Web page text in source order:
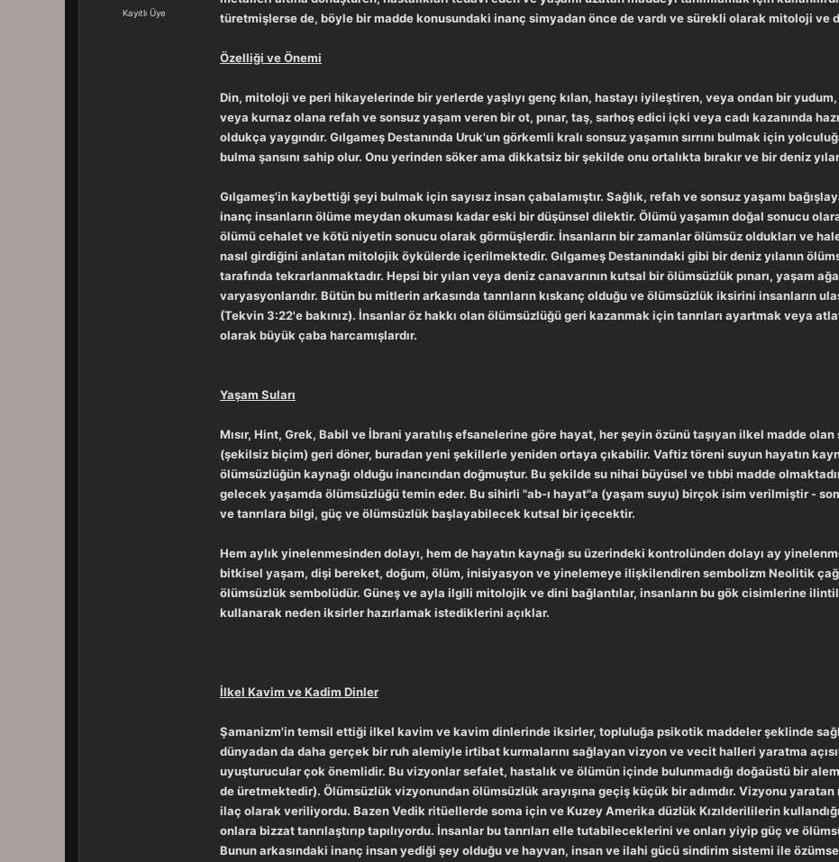
Kayıtlı Üye
türetmişlerse de, böyle bir madde konusundaki inanç simyadan önce de vardı ve sürekli olarak mitoloji ve
Özelliği ve Önemi
Din, mitoloji ve peri hikayelerinde bir yerlerde yaşlıyı genç kılan, hastayı iyileştiren, veya ondan bir
veya kurnaz olana refah ve sonsuz yaşam veren bir ot, pınar, taş, sarhoş edici içki veya cadı kazanında
oldukça yaygındır. Gılgameş Destanında Uruk'un görkemli kralı sonsuz yaşamın sırrını bulmak için
bulma şansını sahip olur. Onu yerinden söker ama dikkatsiz bir şekilde onu ortalıkta bırakır ve bir deniz
Gılgameş'in kaybettiği şeyi bulmak için sayısız insan çabalamıştır. Sağlık, refah ve sonsuz yaşamı
inanç insanların ölüme meydan okuması kadar eski bir düşünsel dilektir. Ölümü yaşamın doğal sonucu
ölümü cehalet ve kötü niyetin sonucu olarak görmüşlerdir. İnsanların bir zamanlar ölümsüz oldukları ve
nasıl girdiğini anlatan mitolojik öykülerde içerilmektedir. Gılgameş Destanındaki gibi bir deniz yılanın
tarafında tekrarlanmaktadır. Hepsi bir yılan veya deniz canavarının kutsal bir ölümsüzlük pınarı, yaşam
varyasyonlarıdır. Bütün bu mitlerin arkasında tanrıların kıskanç olduğu ve ölümsüzlük iksirini insanların
(Tekvin 3:22'e bakınız). İnsanlar öz hakkı olan ölümsüzlüğü geri kazanmak için tanrıları ayartmak veya
olarak büyük çaba harcamışlardır.
Yaşam Suları
Mısır, Hint, Grek, Babil ve İbrani yaratılış efsanelerine göre hayat, her şeyin özünü taşıyan ilkel madde
(şekilsiz biçim) geri döner, buradan yeni şekillerle yeniden ortaya çıkabilir. Vaftiz töreni suyun hayatın
ölümsüzlüğün kaynağı olduğu inancından doğmuştur. Bu şekilde su nihai büyüsel ve tıbbi madde
gelecek yaşamda ölümsüzlüğü temin eder. Bu sihirli "ab-ı hayat"a (yaşam suyu) birçok isim verilmiştir -
ve tanrılara bilgi, güç ve ölümsüzlük başlayabilecek kutsal bir içecektir.
Hem aylık yinelenmesinden dolayı, hem de hayatın kaynağı su üzerindeki kontrolünden dolayı ay
bitkisel yaşam, dişi bereket, doğum, ölüm, inisiyasyon ve yinelemeye ilişkilendiren sembolizm Neolitik
ölümsüzlük sembolüdür. Güneş ve ayla ilgili mitolojik ve dini bağlantılar, insanların bu gök cisimlerine
kullanarak neden iksirler hazırlamak istediklerini açıklar.
İlkel Kavim ve Kadim Dinler
Şamanizm'in temsil ettiği ilkel kavim ve kavim dinlerinde iksirler, topluluğa psikotik maddeler şeklinde
dünyadan da daha gerçek bir ruh alemiyle irtibat kurmalarını sağlayan vizyon ve vecit halleri yaratma
uyuşturucular çok önemlidir. Bu vizyonlar sefalet, hastalık ve ölümün içinde bulunmadığı doğaüstü bir
de üretmektedir). Ölümsüzlük vizyonundan ölümsüzlük arayışına geçiş küçük bir adımdır. Vizyonu
ilaç olarak veriliyordu. Bazen Vedik ritüellerde soma için ve Kuzey Amerika düzlük Kızılderililerin
onlara bizzat tanrılaştırıp tapılıyordu. İnsanlar bu tanrıları elle tutabileceklerini ve onları yiyip güç ve
Bunun arkasındaki inanç insan yediği şey olduğu ve hayvan, insan ve ilahi gücü sindirim sistemi ile